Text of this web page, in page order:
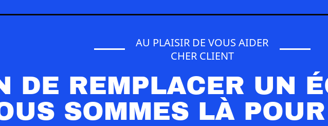
AU PLAISIR DE VOUS AIDER
CHER CLIENT
DE REMPLACER UN
SOMMES LÀ